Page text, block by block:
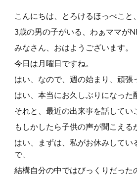
こんにちは、とろけるほっぺこと
3歳の男の子がいる、わぁママが
みなさん、おはようございます。
今日は月曜日ですね。
はい、なので、週の始まり、頑張
はい、本当にお久しぶりになった
それと、最近の出来事を話してい
もしかしたら子供の声が聞こえる
はい、まずは、私がお休みして
で、
結構自分の中ではびっくりだった